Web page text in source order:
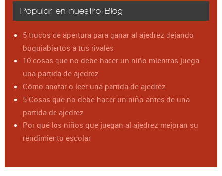
Popular en nuestro Blog
5 trucos de apertura para ganar al ajedrez dejando
boquiabiertos a tus rivales
10 cosas que no debe hacer un niño mientras juega
una partida de ajedrez
Cómo anotar o leer una partida de ajedrez
5 Cosas que no debe hacer un niño antes de una
partida de ajedrez
Por qué los niños que juegan al ajedrez mejoran su
rendimiento escolar